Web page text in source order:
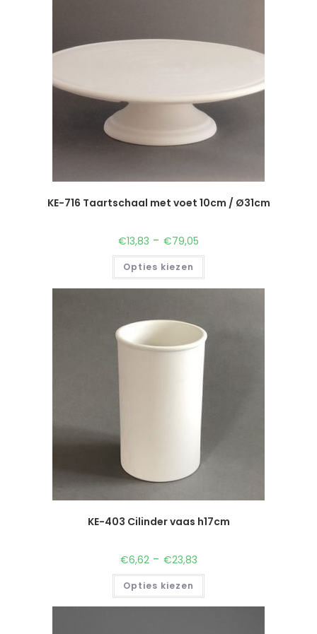
KE-716 Taartschaal met voet 10cm / Ø31cm
€13,83 - €79,05
Opties kiezen
KE-403 Cilinder vaas h17cm
€6,62 - €23,83
Opties kiezen